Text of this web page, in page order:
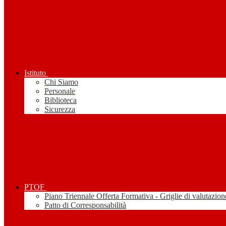
Istituto
Chi Siamo
Personale
Biblioteca
Sicurezza
PTOF
Piano Triennale Offerta Formativa - Griglie di
Patto di Corresponsabilità